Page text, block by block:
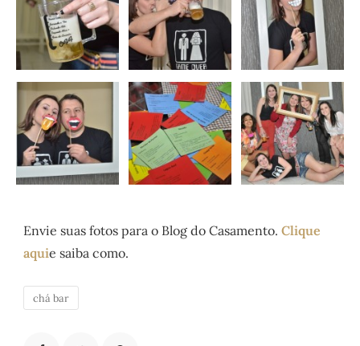
Envie suas fotos para o Blog do Casamento.Clique
aquie saiba como.
chá bar